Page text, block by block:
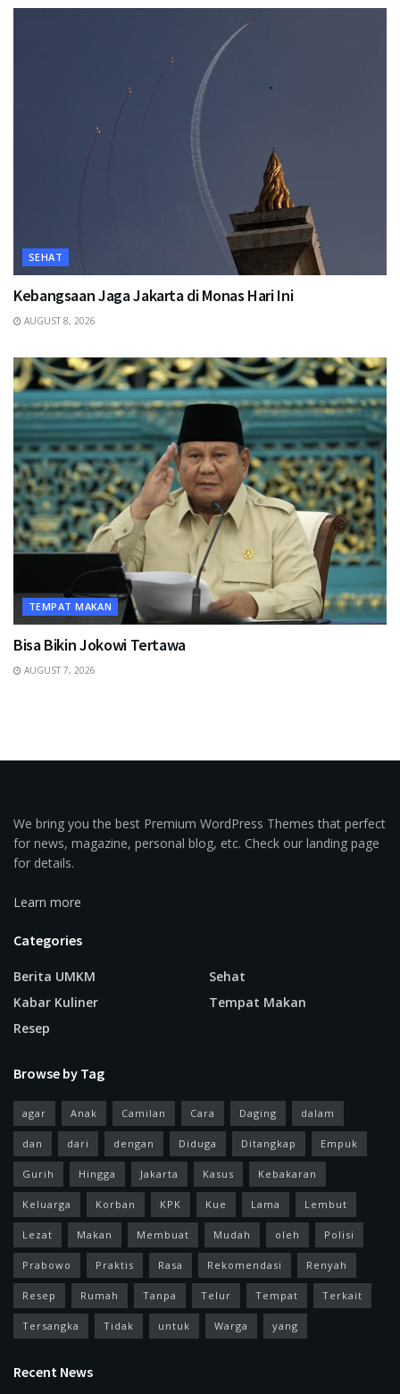
SEHAT
Kebangsaan Jaga Jakarta di Monas Hari Ini
AUGUST 8, 2026
TEMPAT MAKAN
Bisa Bikin Jokowi Tertawa
AUGUST 7, 2026
We bring you the best Premium WordPress Themes that perfect
for news, magazine, personal blog, etc. Check our landing page
for details.
Learn more
Categories
Berita UMKM
Kabar Kuliner
Resep
Sehat
Tempat Makan
Browse by Tag
agar Anak Camilan Cara Daging dalam
dan dari dengan Diduga Ditangkap Empuk
Gurih Hingga Jakarta Kasus Kebakaran
Keluarga Korban KPK Kue Lama Lembut
Lezat Makan Membuat Mudah oleh Polisi
Prabowo Praktis Rasa Rekomendasi Renyah
Resep Rumah Tanpa Telur Tempat Terkait
Tersangka Tidak untuk Warga yang
Recent News